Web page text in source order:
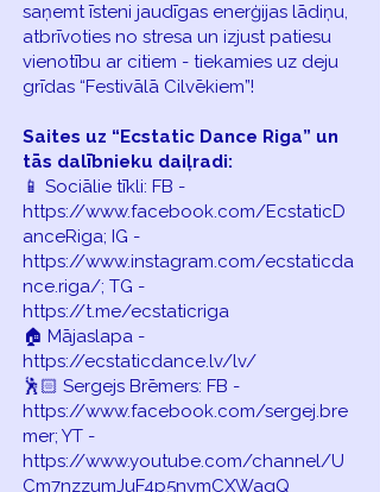
saņemt īsteni jaudīgas enerģijas lādiņu,
atbrīvoties no stresa un izjust patiesu
vienotību ar citiem - tiekamies uz deju
grīdas “Festivālā Cilvēkiem”!
Saites uz “Ecstatic Dance Riga” un
tās dalībnieku daiļradi:
📱 Sociālie tīkli: FB -
https://www.facebook.com/EcstaticD
anceRiga; IG -
https://www.instagram.com/ecstaticda
nce.riga/; TG -
https://t.me/ecstaticriga
🏠 Mājaslapa -
https://ecstaticdance.lv/lv/
🕺🏻 Sergejs Brēmers: FB -
https://www.facebook.com/sergej.bre
mer; YT -
https://www.youtube.com/channel/U
Cm7nzzumJuF4p5nymCXWagQ